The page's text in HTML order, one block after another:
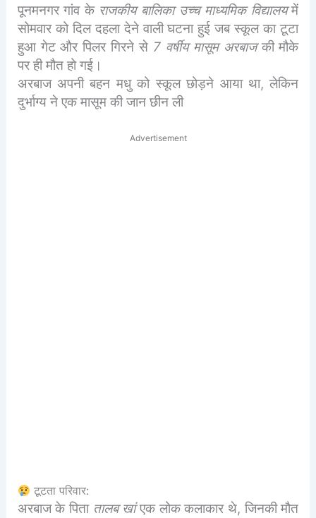
पूनमनगर गांव के राजकीय बालिका उच्च माध्यमिक विद्यालयमें
सोमवार को दिल दहला देने वाली घटना हुई जब स्कूल का टूटा
हुआ गेट और पिलर गिरने से 7 वर्षीय मासूम अरबाजकी मौके
पर ही मौत हो गई।
अरबाज अपनी बहन मधु को स्कूल छोड़ने आया था, लेकिन
दुर्भाग्य ने एक मासूम की जान छीन ली
Advertisement
टूटता परिवार:
अरबाज के पिता तालब खांएक लोक कलाकार थे, जिनकी मौत